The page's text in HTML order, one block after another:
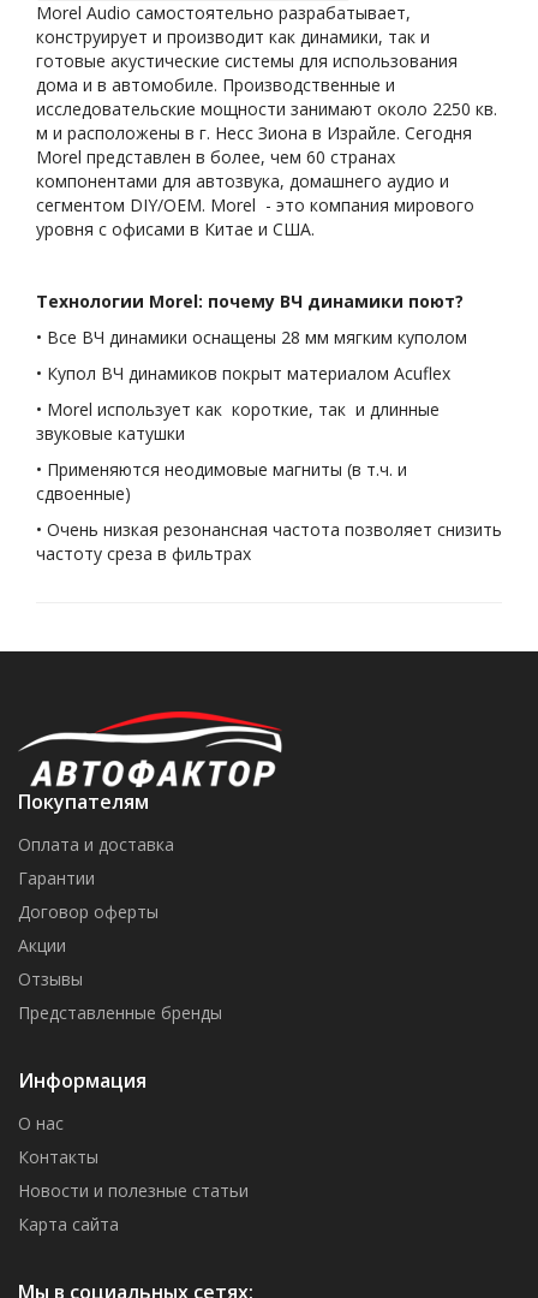
Morel Audio самостоятельно разрабатывает,
конструирует и производит как динамики, так и
готовые акустические системы для использования
дома и в автомобиле. Производственные и
исследовательские мощности занимают около 2250 кв.
м и расположены в г. Несс Зиона в Израйле. Сегодня
Morel представлен в более, чем 60 странах
компонентами для автозвука, домашнего аудио и
сегментом DIY/OEM. Morel - это компания мирового
уровня с офисами в Китае и США.
Технологии Morel: почему ВЧ динамики поют?
• Все ВЧ динамики оснащены 28 мм мягким куполом
• Купол ВЧ динамиков покрыт материалом Acuflex
• Morel использует как короткие, так и длинные
звуковые катушки
• Применяются неодимовые магниты (в т.ч. и
сдвоенные)
• Очень низкая резонансная частота позволяет снизить
частоту среза в фильтрах
Покупателям
Оплата и доставка
Гарантии
Договор оферты
Акции
Отзывы
Представленные бренды
Информация
О нас
Контакты
Новости и полезные статьи
Карта сайта
Мы в социальных сетях: